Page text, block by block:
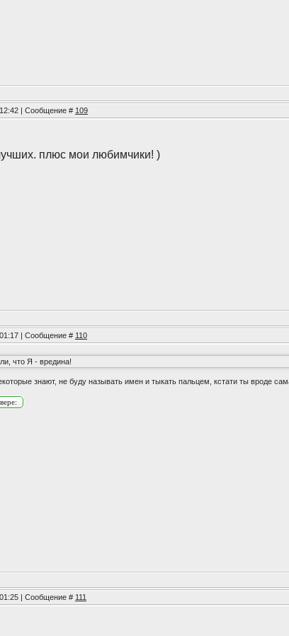
| Сообщение # 109
плюс мои любимчики! )
| Сообщение # 110
что Я - вредина!
знают, не буду называть имен и тыкать пальцем, кстати ты вроде
| Сообщение # 111